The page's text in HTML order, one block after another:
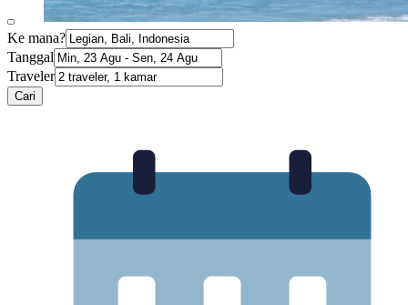
Ke mana?
Tanggal
Traveler
Cari